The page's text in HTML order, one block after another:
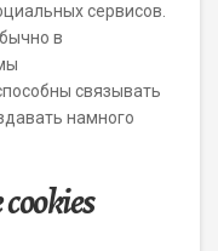
сервисов.
в
связывать
намного